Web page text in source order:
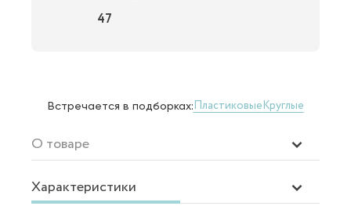
47
Встречается в подборках:ПластиковыеКруглые
О товаре
Характеристики